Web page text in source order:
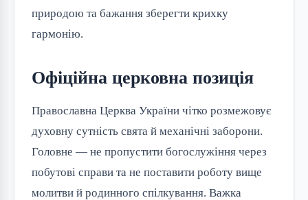
природою та бажання зберегти крихку
гармонію.
Офіційна церковна позиція
Православна Церква України чітко розмежовує
духовну сутність свята й механічні заборони.
Головне — не пропустити богослужіння через
побутові справи та не поставити роботу вище
молитви й родинного спілкування. Важка